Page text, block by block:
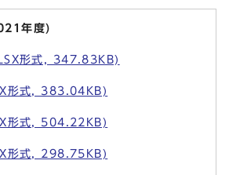
年度)
形式, 347.83KB)
形式, 383.04KB)
形式, 504.22KB)
形式, 298.75KB)